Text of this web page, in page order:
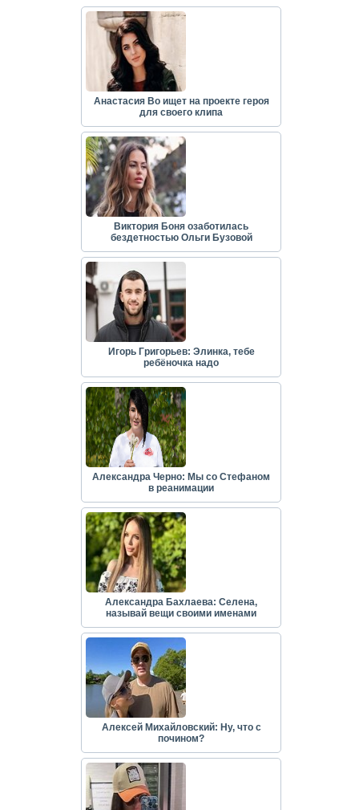
Анастасия Во ищет на проекте героя
для своего клипа
Виктория Боня озаботилась
бездетностью Ольги Бузовой
Игорь Григорьев: Элинка, тебе
ребёночка надо
Александра Черно: Мы со Стефаном
в реанимации
Александра Бахлаева: Селена,
называй вещи своими именами
Алексей Михайловский: Ну, что с
почином?